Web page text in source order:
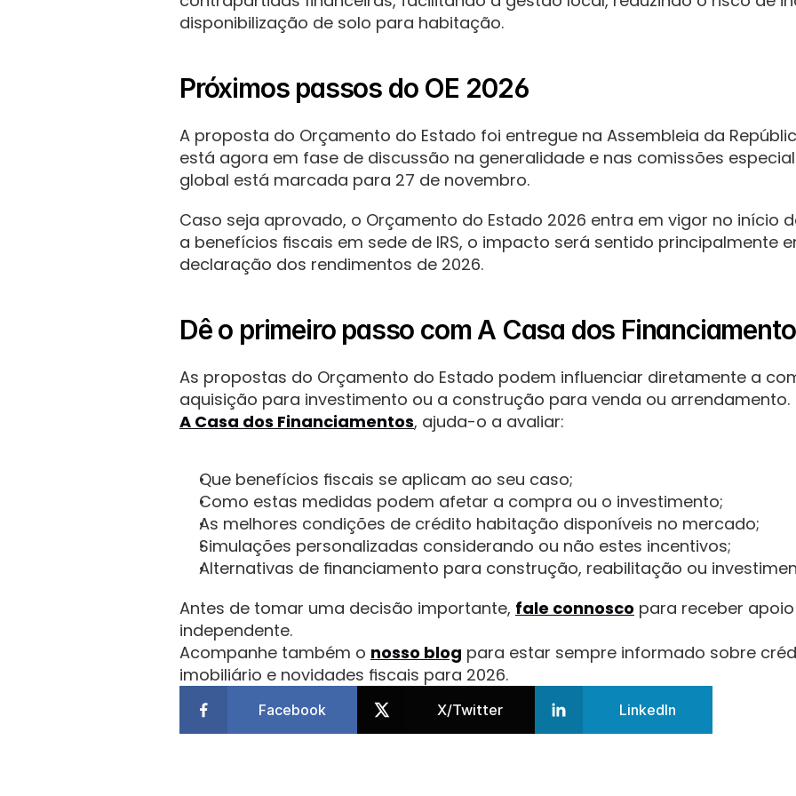
disponibilização de solo para habitação.
Próximos passos do OE 2026
A proposta do Orçamento do Estado foi entregue na Assembleia da
está agora em fase de discussão na generalidade e nas comissões
global está marcada para 27 de novembro.
Caso seja aprovado, o Orçamento do Estado 2026 entra em vigor no início
a benefícios fiscais em sede de IRS, o impacto será sentido principalmente
declaração dos rendimentos de 2026.
Dê o primeiro passo com A Casa dos
As propostas do Orçamento do Estado podem influenciar diretamente a
aquisição para investimento ou a construção para venda ou
A Casa dos Financiamentos, ajuda-o a avaliar:
Que benefícios fiscais se aplicam ao seu caso;
Como estas medidas podem afetar a compra ou o investimento;
As melhores condições de crédito habitação disponíveis no mercado;
Simulações personalizadas considerando ou não estes incentivos;
Alternativas de financiamento para construção, reabilitação ou
Antes de tomar uma decisão importante, fale connosco para receber
independente.
Acompanhe também o nosso blog para estar sempre informado sobre
imobiliário e novidades fiscais para 2026.
Facebook X/Twitter LinkedIn